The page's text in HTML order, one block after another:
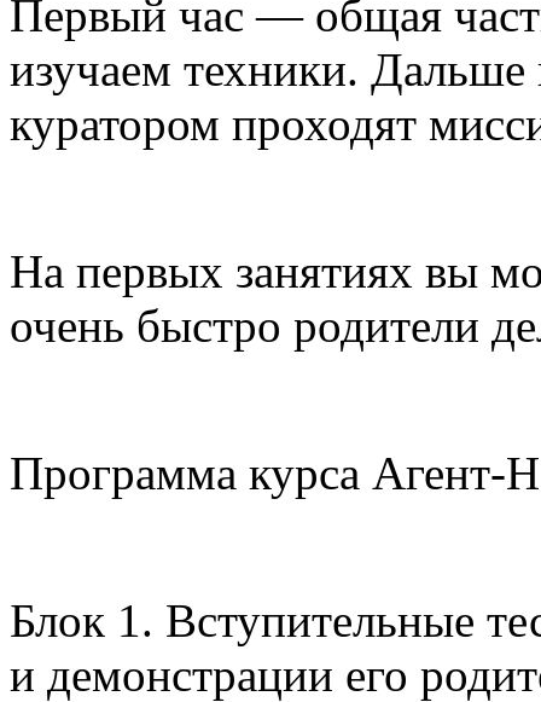
Первый час — общая
изучаем техники. Дальше
куратором проходят
На первых занятиях вы
очень быстро родители
Программа курса Агент-
Блок 1. Вступительные
и демонстрации его